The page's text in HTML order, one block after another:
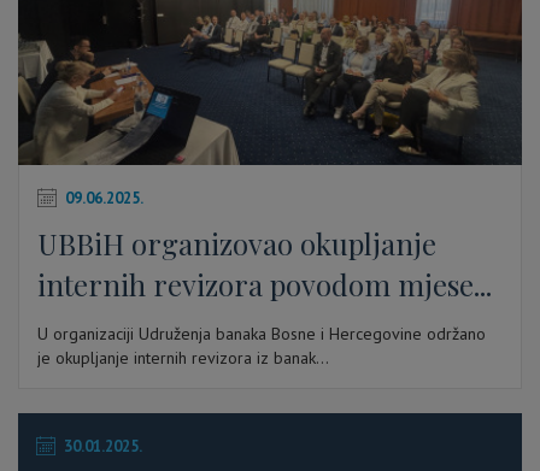
09.06.2025.
UBBiH organizovao okupljanje
internih revizora povodom mjese...
U organizaciji Udruženja banaka Bosne i Hercegovine održano
je okupljanje internih revizora iz banak...
30.01.2025.